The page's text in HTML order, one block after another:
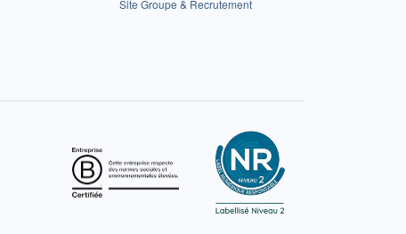
Site Groupe & Recrutement